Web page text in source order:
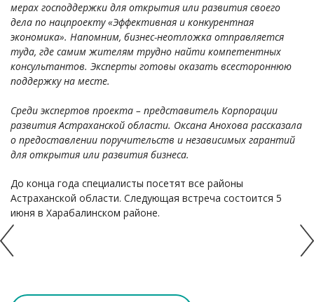
мерах господдержки для открытия или развития своего
дела по нацпроекту «Эффективная и конкурентная
экономика». Напомним, бизнес-неотложка отправляется
туда, где самим жителям трудно найти компетентных
консультантов. Эксперты готовы оказать всестороннюю
поддержку на месте.
Среди экспертов проекта – представитель Корпорации
развития Астраханской области. Оксана Анохова рассказала
о предоставлении поручительств и независимых гарантий
для открытия или развития бизнеса.
До конца года специалисты посетят все районы
Астраханской области. Следующая встреча состоится 5
июня в Харабалинском районе.